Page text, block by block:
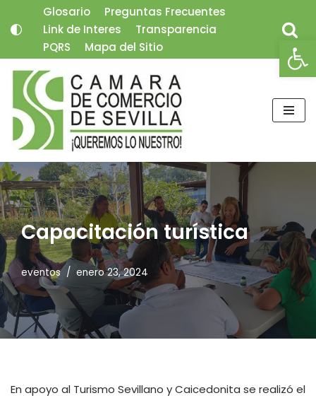
Saltar
contenido
Glosario
Preguntas Frecuentes
Link de Interes
Transparencia
PQRS
Mapa del Sitio
Capacitación turística
eventos enero 23, 2024
En apoyo al Turismo Sevillano y Caicedonita se realizó el